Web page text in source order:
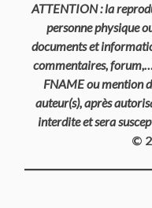
ATTENTION : la
personne physique
documents et
commentaires,
FNAME ou mention
auteur(s), après
interdite et sera
©